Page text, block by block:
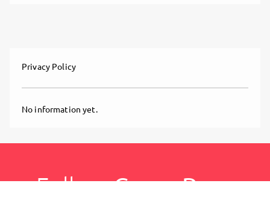
Privacy Policy
No information yet.
FollowCannaPaco